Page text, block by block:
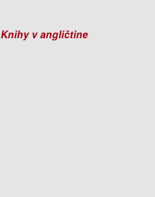
Knihy v angličtine